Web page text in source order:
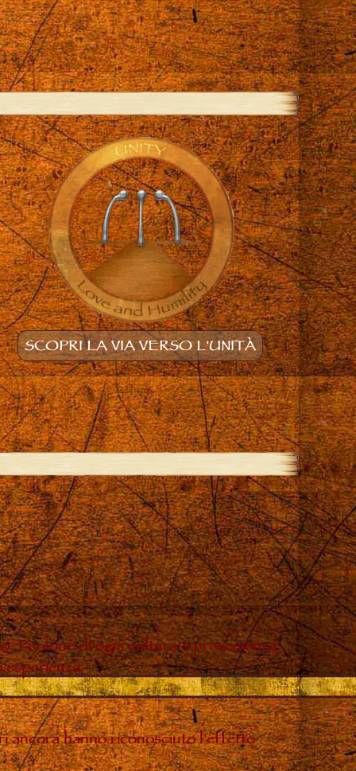
SCOPRI LA VIA VERSO L'UNITÀ
Persone di ogni cultura e provenienza
ancora hanno riconosciuto l'effetto